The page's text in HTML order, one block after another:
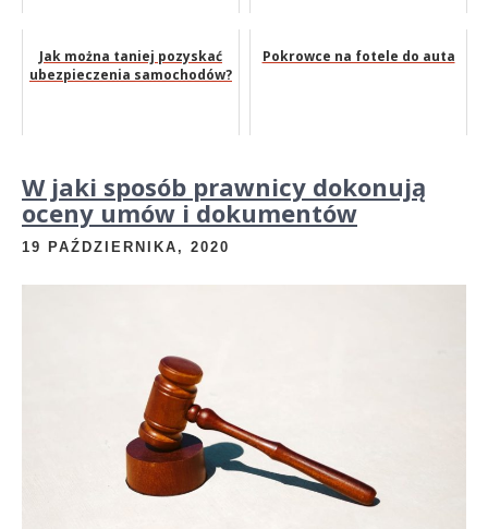
Jak można taniej pozyskać
ubezpieczenia samochodów?
Pokrowce na fotele do auta
W jaki sposób prawnicy dokonują
oceny umów i dokumentów
19 PAŹDZIERNIKA, 2020